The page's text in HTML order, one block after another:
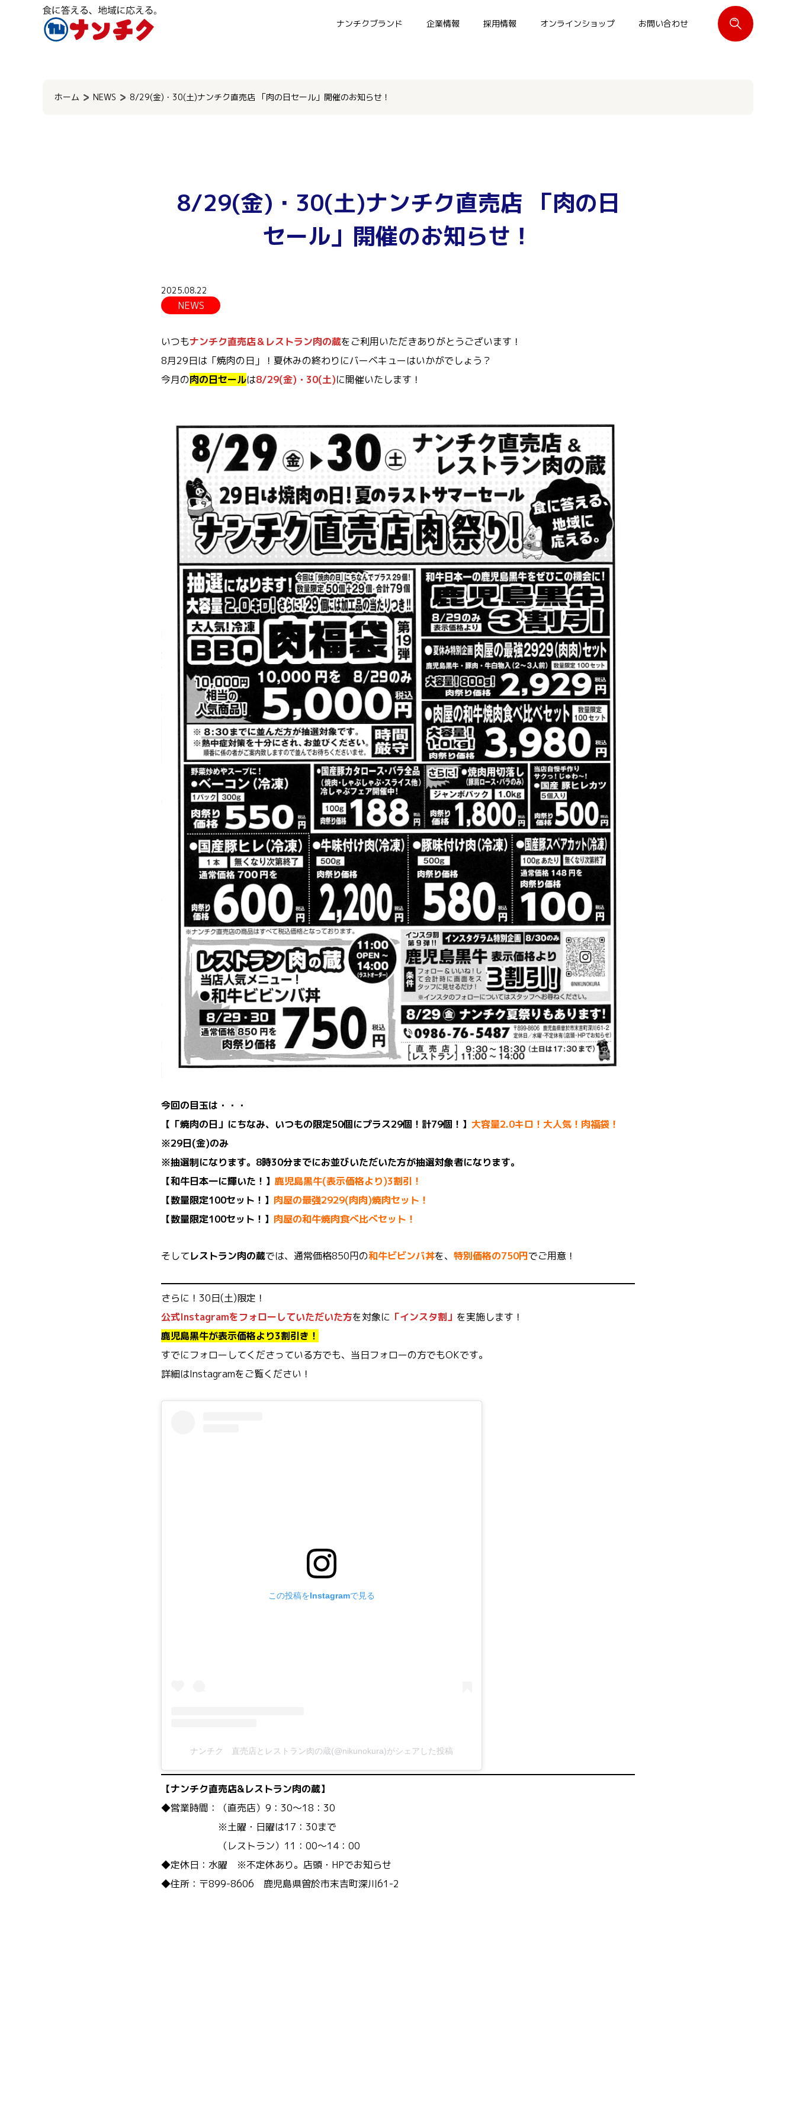
ナンチクブランド 企業情報 採用情報 オンラインショップ お問い合わせ
ホーム NEWS 8/29(金)・30(土)ナンチク直売店 「肉の日セール」開催のお知らせ！
8/29(金)・30(土)ナンチク直売店 「肉の日
セール」開催のお知らせ！
2025.08.22
NEWS
いつもナンチク直売店＆レストラン肉の蔵をご利用いただきありがとうございます！
8月29日は「焼肉の日」！夏休みの終わりにバーベキューはいかがでしょう？
今月の肉の日セールは8/29(金)・30(土)に開催いたします！
今回の目玉は・・・
【「焼肉の日」にちなみ、いつもの限定50個にプラス29個！計79個！】 大容量2.0キロ！大人気！肉福袋！
※29日(金)のみ
※抽選制になります。8時30分までにお並びいただいた方が抽選対象者になります。
【和牛日本一に輝いた！】 鹿児島黒牛(表示価格より)3割引！
【数量限定100セット！】 肉屋の最強2929(肉肉)焼肉セット！
【数量限定100セット！】 肉屋の和牛焼肉食べ比べセット！
そしてレストラン肉の蔵では、通常価格850円の和牛ビビンバ丼を、 特別価格の750円でご用意！
さらに！30日(土)限定！
公式Instagramをフォローしていただいた方を対象に 「インスタ割」 を実施します！
鹿児島黒牛が表示価格より3割引き！
すでにフォローしてくださっている方でも、当日フォローの方でもOKです。
詳細はInstagramをご覧ください！
この投稿をInstagramで見る
ナンチク 直売店とレストラン肉の蔵(@nikunokura)がシェアした投稿
【ナンチク直売店&レストラン肉の蔵】
◆営業時間：（直売店）9：30～18：30
※土曜・日曜は17：30まで
（レストラン）11：00～14：00
◆定休日：水曜 ※不定休あり。店頭・HPでお知らせ
◆住所：〒899-8606 鹿児島県曽於市末吉町深川61-2